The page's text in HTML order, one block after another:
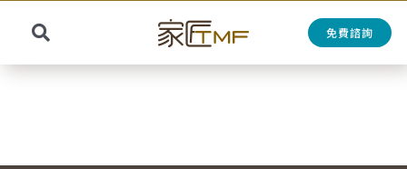
content
Toggle
Navigation
Search
免費諮詢